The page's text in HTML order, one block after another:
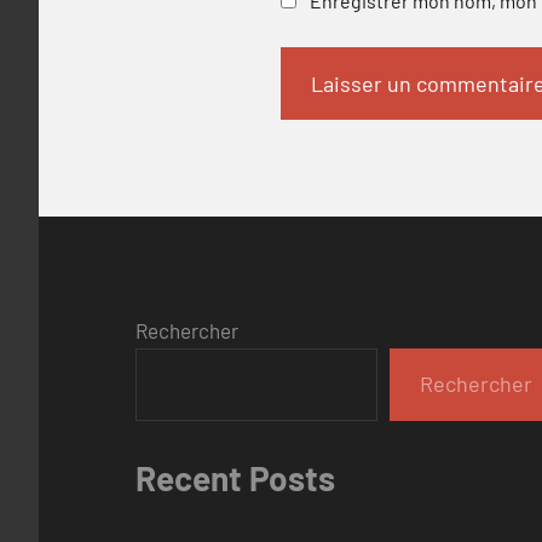
Rechercher
Rechercher
Recent Posts